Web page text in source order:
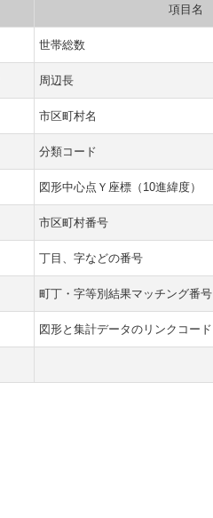
項目名
世帯総数
周辺長
市区町村名
分類コード
図形中心点Ｙ座標（10進緯度）
市区町村番号
丁目、字などの番号
町丁・字等別結果マッチング番号
図形と集計データのリンクコード